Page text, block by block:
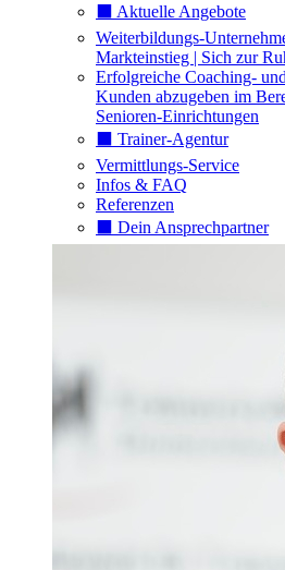
⬛️ Aktuelle Angebote
Weiterbildungs-
Markteinstieg | Sich zur
Erfolgreiche Coaching-
Kunden abzugeben im
Senioren-Einrichtungen
⬛️ Trainer-Agentur
Vermittlungs-Service
Infos & FAQ
Referenzen
⬛️ Dein Ansprechpartner